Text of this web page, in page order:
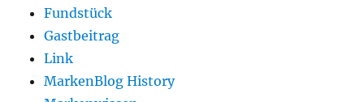
Fundstück
Gastbeitrag
Link
MarkenBlog History